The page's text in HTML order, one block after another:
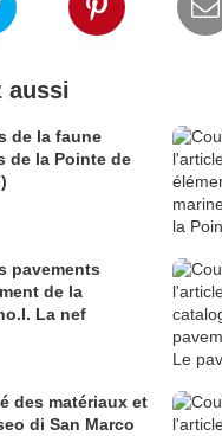
aussi
de la faune
de la Pointe de
pavements
de la
La nef
des matériaux et
di San Marco